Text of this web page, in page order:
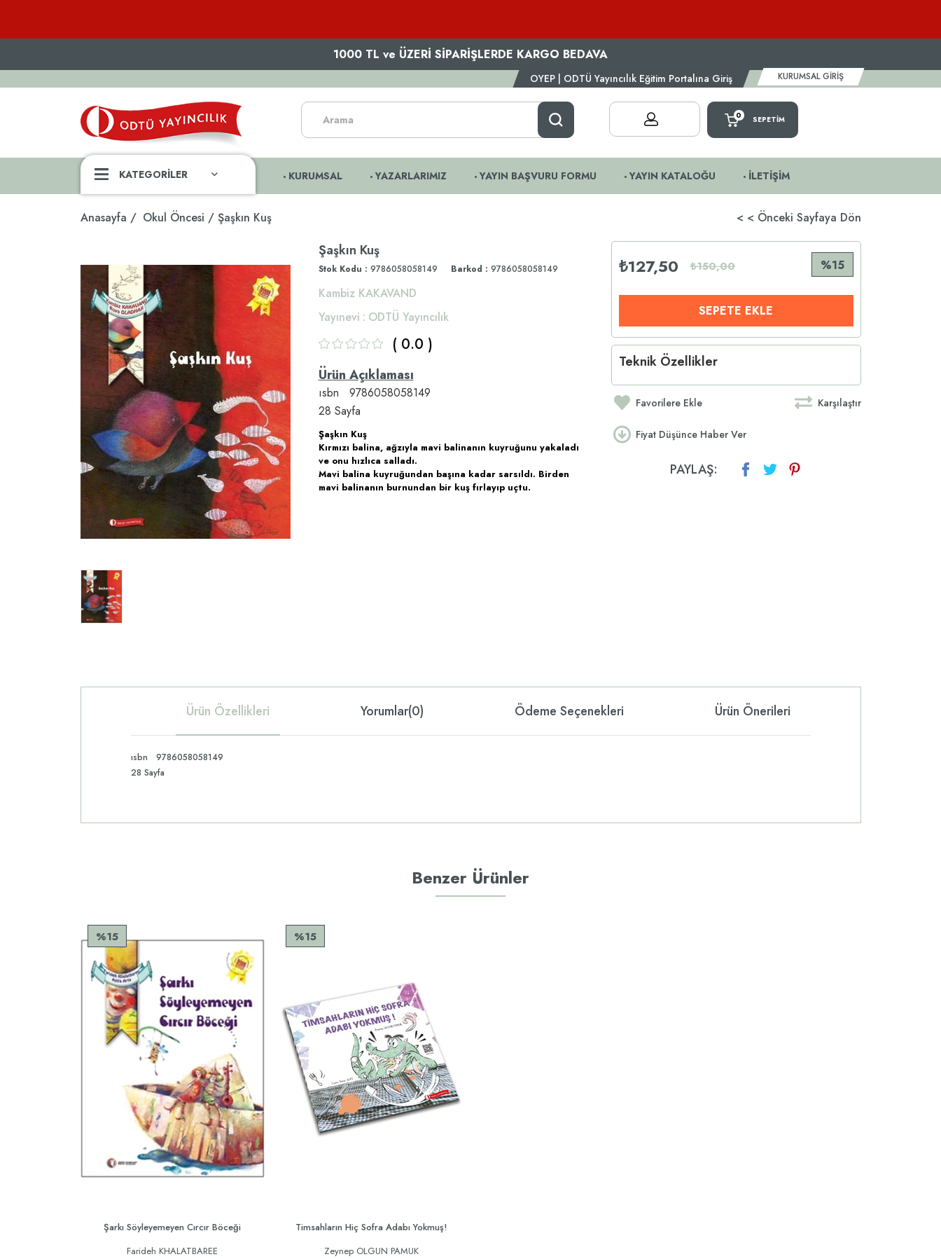
1000 TL ve ÜZERİ SİPARİŞLERDE KARGO BEDAVA
OYEP | ODTÜ Yayıncılık Eğitim Portalına Giriş KURUMSAL GİRİŞ
SEPETIM
0
KATEGORİLER KURUMSAL YAZARLARIMIZ YAYIN BAŞVURU FORMU YAYIN KATALOĞU İLETİŞİM
Anasayfa Okul Öncesi Şaşkın Kuş < < Önceki Sayfaya Dön
Şaşkın Kuş
Stok Kodu 9786058058149 Barkod : 9786058058149
Kambiz KAKAVAND
Yayınevi : ODTÜ Yayıncılık
0.0
Ürün Açıklaması
ısbn 9786058058149
28 Sayfa
Şaşkın Kuş
Kırmızı balina, ağzıyla mavi balinanın kuyruğunu yakaladı
ve onu hızlıca salladı.
Mavi balina kuyruğundan başına kadar sarsıldı. Birden
mavi balinanın burnundan bir kuş fırlayıp uçtu.
₺150,00
₺127,50 15
Teknik Özellikler
Favorilere Ekle Karşılaştır
Fiyat Düşünce Haber Ver
PAYLAŞ:
Ürün Özellikleri Yorumlar(0) Ödeme Seçenekleri Ürün Önerileri
ısbn 9786058058149
28 Sayfa
Benzer Ürünler
Şarkı Söyleyemeyen Cırcır Böceği
Farideh KHALATBAREE
%15
Timsahların Hiç Sofra Adabı Yokmuş!
Zeynep OLGUN PAMUK
%15